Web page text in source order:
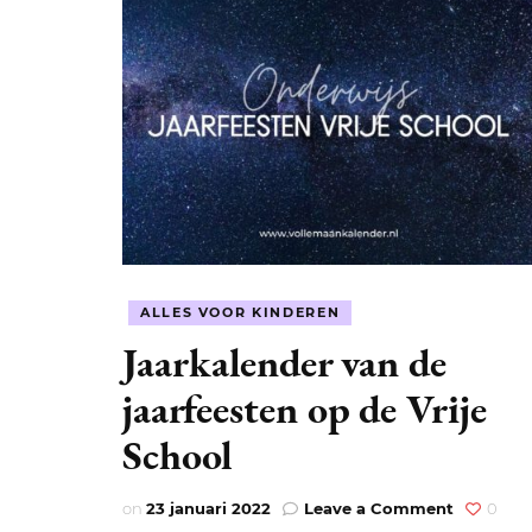
ALLES VOOR KINDEREN
Jaarkalender van de
jaarfeesten op de Vrije
School
on 23 januari 2022 Leave a Commenton
0